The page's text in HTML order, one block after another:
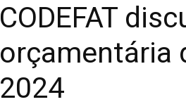
CODEFAT
orçamentária
2024